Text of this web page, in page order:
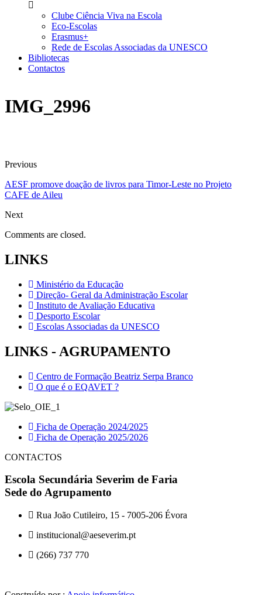
Clube Ciência Viva na Escola
Eco-Escolas
Erasmus+
Rede de Escolas Associadas da UNESCO
Bibliotecas
Contactos
IMG_2996
Previous
AESF promove doação de livros para Timor-Leste no Projeto
CAFE de Aileu
Next
Comments are closed.
LINKS
Ministério da Educação
Direção- Geral da Administração Escolar
Instituto de Avaliação Educativa
Desporto Escolar
Escolas Associadas da UNESCO
LINKS - AGRUPAMENTO
Centro de Formação Beatriz Serpa Branco
O que é o EQAVET ?
Ficha de Operação 2024/2025
Ficha de Operação 2025/2026
CONTACTOS
Escola Secundária Severim de Faria
Sede do Agrupamento
Rua João Cutileiro, 15 - 7005-206 Évora
institucional@aeseverim.pt
(266) 737 770